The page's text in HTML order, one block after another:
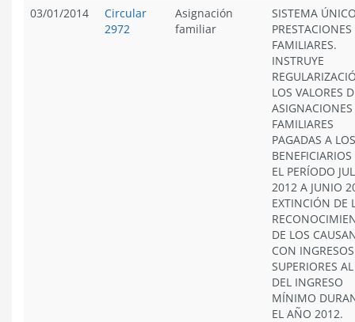
03/01/2014
Circular
2972
Asignación
familiar
SISTEMA
PRESTACIONES
FAMILIARES.
INSTRUYE
LOS VALORES
ASIGNACIONES
FAMILIARES
PAGADAS A LOS
EL PERÍODO
2012 A JUNIO
EXTINCIÓN DE
DE LOS
CON INGRESOS
SUPERIORES
DEL INGRESO
MÍNIMO
EL AÑO 2012.